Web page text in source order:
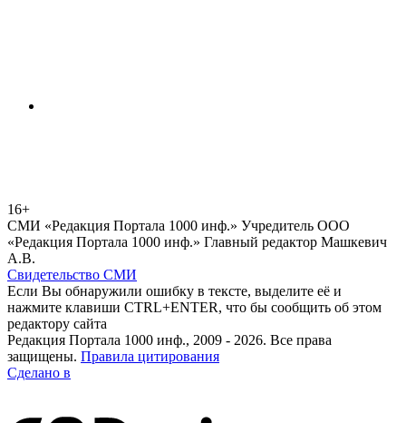
16+
СМИ «Редакция Портала 1000 инф.» Учредитель ООО
«Редакция Портала 1000 инф.» Главный редактор Машкевич
А.В.
Свидетельство СМИ
Если Вы обнаружили ошибку в тексте, выделите её и
нажмите клавиши CTRL+ENTER, что бы сообщить об этом
редактору сайта
Редакция Портала 1000 инф., 2009 - 2026. Все права
защищены. Правила цитирования
Сделано в